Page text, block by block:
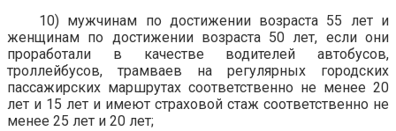
10) мужчинам по достижении возраста 55 лет и
женщинам по достижении возраста 50 лет, если они
проработали в качестве водителей автобусов,
троллейбусов, трамваев на регулярных городских
пассажирских маршрутах соответственно не менее 20
лет и 15 лет и имеют страховой стаж соответственно не
менее 25 лет и 20 лет;